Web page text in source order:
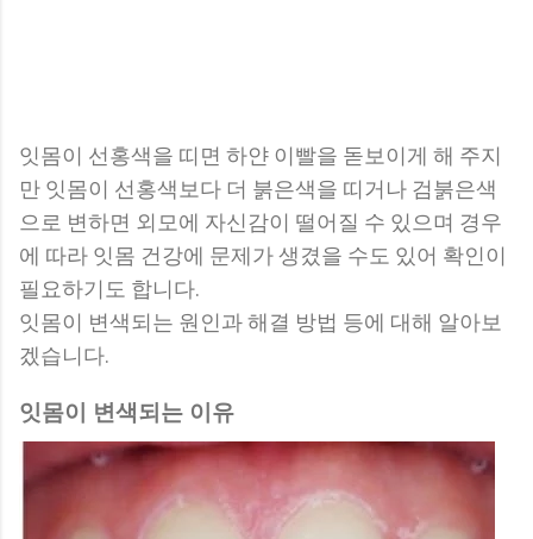
잇몸이 선홍색을 띠면 하얀 이빨을 돋보이게 해 주지
만 잇몸이 선홍색보다 더 붉은색을 띠거나 검붉은색
으로 변하면 외모에 자신감이 떨어질 수 있으며 경우
에 따라 잇몸 건강에 문제가 생겼을 수도 있어 확인이
필요하기도 합니다.
잇몸이 변색되는 원인과 해결 방법 등에 대해 알아보
겠습니다.
잇몸이 변색되는 이유